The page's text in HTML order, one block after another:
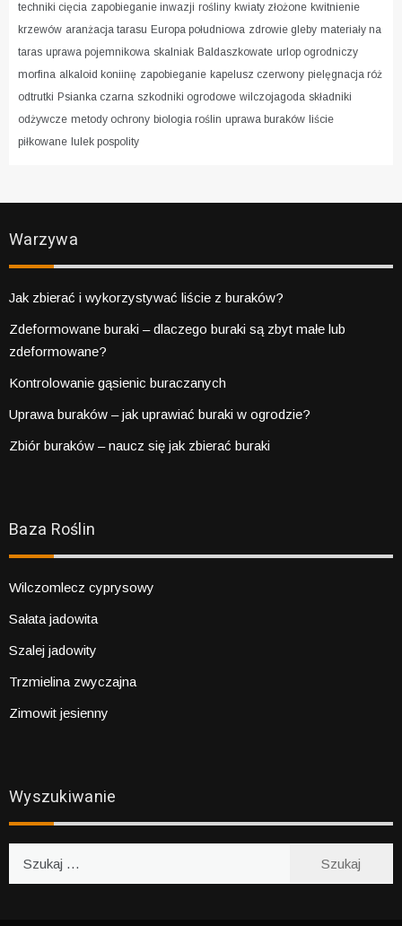
techniki cięcia zapobieganie inwazji rośliny kwiaty złożone kwitnienie
krzewów aranżacja tarasu Europa południowa zdrowie gleby materiały na
taras uprawa pojemnikowa skalniak Baldaszkowate urlop ogrodniczy
morfina alkaloid koniinę zapobieganie kapelusz czerwony pielęgnacja róż
odtrutki Psianka czarna szkodniki ogrodowe wilczojagoda składniki
odżywcze metody ochrony biologia roślin uprawa buraków liście
piłkowane lulek pospolity
Warzywa
Jak zbierać i wykorzystywać liście z buraków?
Zdeformowane buraki – dlaczego buraki są zbyt małe lub
zdeformowane?
Kontrolowanie gąsienic buraczanych
Uprawa buraków – jak uprawiać buraki w ogrodzie?
Zbiór buraków – naucz się jak zbierać buraki
Baza Roślin
Wilczomlecz cyprysowy
Sałata jadowita
Szalej jadowity
Trzmielina zwyczajna
Zimowit jesienny
Wyszukiwanie